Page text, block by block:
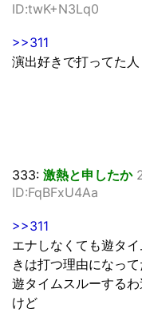
ID:twK+N3Lq0
>>311
演出好きで打ってた
333: 激熱と申したか
ID:FqBFxU4Aa
>>311
エナしなくても遊タ
きは打つ理由になっ
遊タイムスルーする
けど